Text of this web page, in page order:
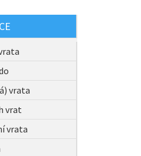
vrata
vrat
vrata